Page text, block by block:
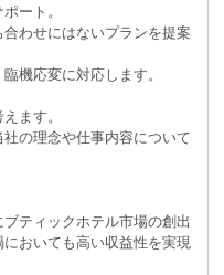
ート。
わせにはないプランを提案
機応変に対応します。
ます。
の理念や仕事内容について
ティックホテル市場の創出
おいても高い収益性を実現